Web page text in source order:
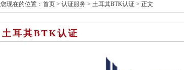
您现在的位置： 首页 > 认证服务 > 土耳其BTK认证 > 正文
土耳其BTK认证